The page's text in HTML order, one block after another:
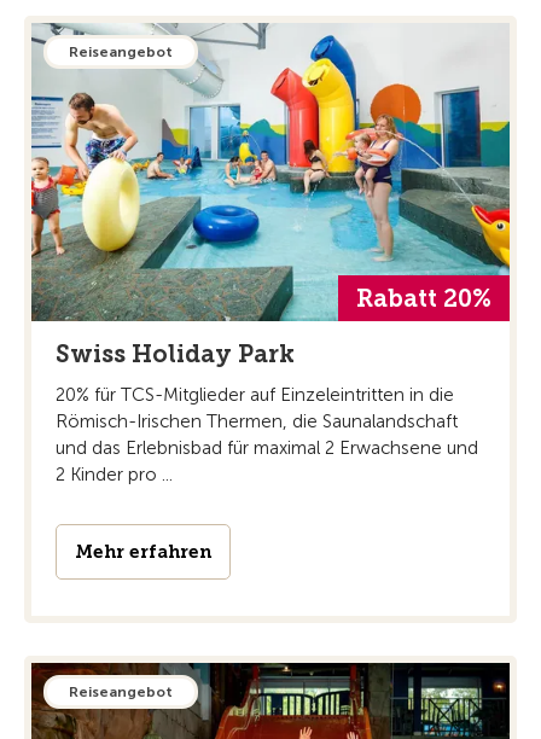
Reiseangebot
Rabatt 20%
Swiss Holiday Park
20% für TCS-Mitglieder auf Einzeleintritten in die
Römisch-Irischen Thermen, die Saunalandschaft
und das Erlebnisbad für maximal 2 Erwachsene und
2 Kinder pro ...
Mehr erfahren
Reiseangebot